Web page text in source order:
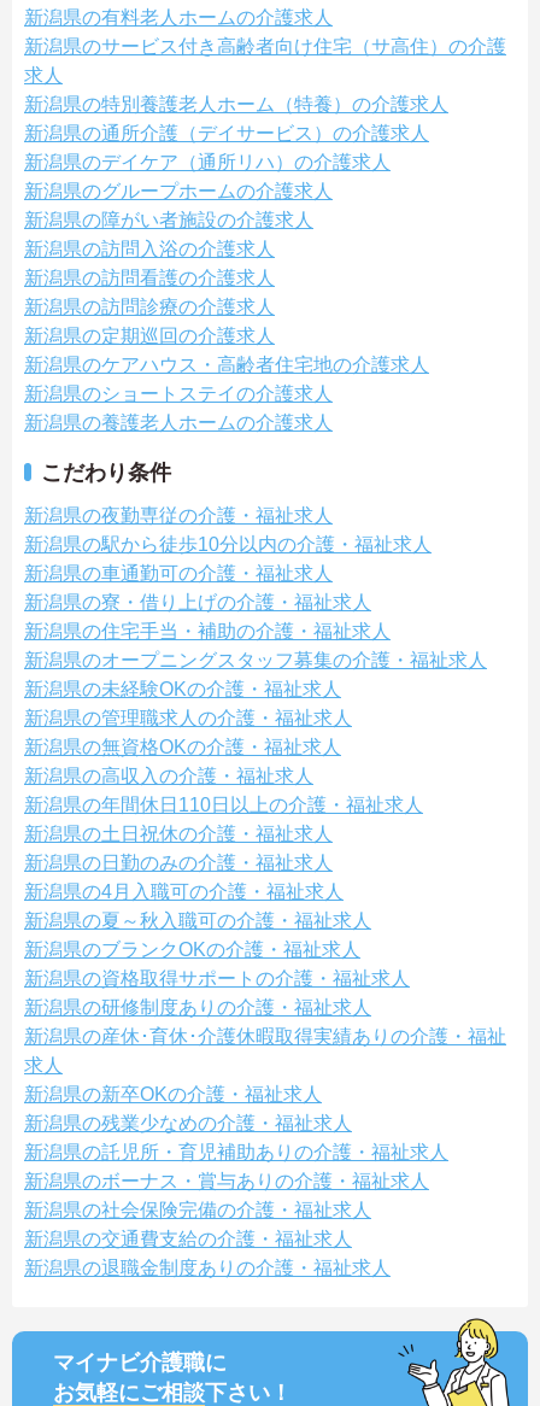
新潟県の有料老人ホームの介護求人
新潟県のサービス付き高齢者向け住宅（サ高住）の介護
求人
新潟県の特別養護老人ホーム（特養）の介護求人
新潟県の通所介護（デイサービス）の介護求人
新潟県のデイケア（通所リハ）の介護求人
新潟県のグループホームの介護求人
新潟県の障がい者施設の介護求人
新潟県の訪問入浴の介護求人
新潟県の訪問看護の介護求人
新潟県の訪問診療の介護求人
新潟県の定期巡回の介護求人
新潟県のケアハウス・高齢者住宅地の介護求人
新潟県のショートステイの介護求人
新潟県の養護老人ホームの介護求人
こだわり条件
新潟県の夜勤専従の介護・福祉求人
新潟県の駅から徒歩10分以内の介護・福祉求人
新潟県の車通勤可の介護・福祉求人
新潟県の寮・借り上げの介護・福祉求人
新潟県の住宅手当・補助の介護・福祉求人
新潟県のオープニングスタッフ募集の介護・福祉求人
新潟県の未経験OKの介護・福祉求人
新潟県の管理職求人の介護・福祉求人
新潟県の無資格OKの介護・福祉求人
新潟県の高収入の介護・福祉求人
新潟県の年間休日110日以上の介護・福祉求人
新潟県の土日祝休の介護・福祉求人
新潟県の日勤のみの介護・福祉求人
新潟県の4月入職可の介護・福祉求人
新潟県の夏～秋入職可の介護・福祉求人
新潟県のブランクOKの介護・福祉求人
新潟県の資格取得サポートの介護・福祉求人
新潟県の研修制度ありの介護・福祉求人
新潟県の産休･育休･介護休暇取得実績ありの介護・福祉
求人
新潟県の新卒OKの介護・福祉求人
新潟県の残業少なめの介護・福祉求人
新潟県の託児所・育児補助ありの介護・福祉求人
新潟県のボーナス・賞与ありの介護・福祉求人
新潟県の社会保険完備の介護・福祉求人
新潟県の交通費支給の介護・福祉求人
新潟県の退職金制度ありの介護・福祉求人
マイナビ介護職に
お気軽にご相談下さい！